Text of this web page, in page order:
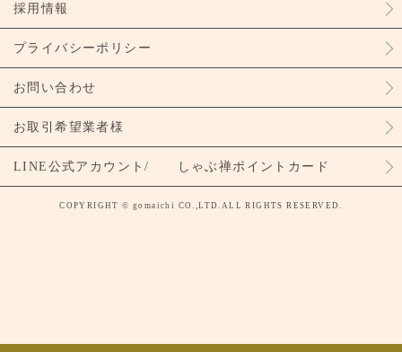
採用情報
プライバシーポリシー
お問い合わせ
お取引希望業者様
LINE公式アカウント/ しゃぶ禅ポイントカード
COPYRIGHT © gomaichi CO.,LTD.ALL RIGHTS RESERVED.